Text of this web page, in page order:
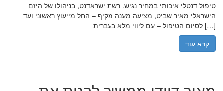
טיפול דנטלי איכותי במחיר נגיש. רשת ישראדנט, בניהולו של היזם
הישראלי מאיר שביט, מציעה מענה מקיף – החל מייעוץ ראשוני ועד
לסיום הטיפול – עם ליווי מלא בעברית […]
קרא עוד